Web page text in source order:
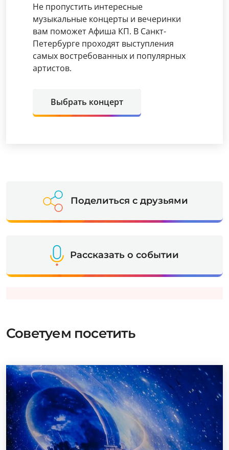
Не пропустить интересные
музыкальные концерты и вечеринки
вам поможет Афиша КП. В Санкт-
Петербурге проходят выступления
самых востребованных и популярных
артистов.
Выбрать концерт
Поделиться с друзьями
Рассказать о событии
Советуем посетить